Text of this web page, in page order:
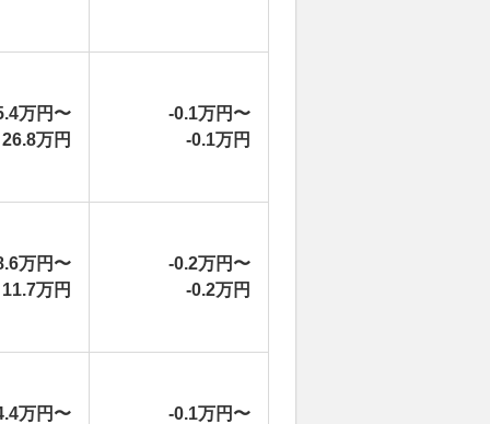
万円〜
26.8万円
-0.1万円〜
-0.1万円
万円〜
11.7万円
-0.2万円〜
-0.2万円
万円〜
-0.1万円〜